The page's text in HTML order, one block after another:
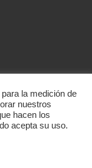
la medición de
nuestros
hacen los
acepta su uso.